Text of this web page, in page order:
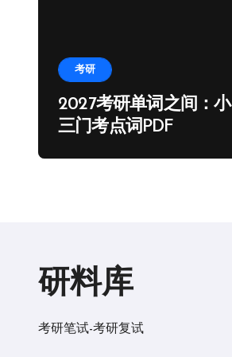
考研
2027考研单词之间：小
三门考点词PDF
研料库
考研笔试-考研复试